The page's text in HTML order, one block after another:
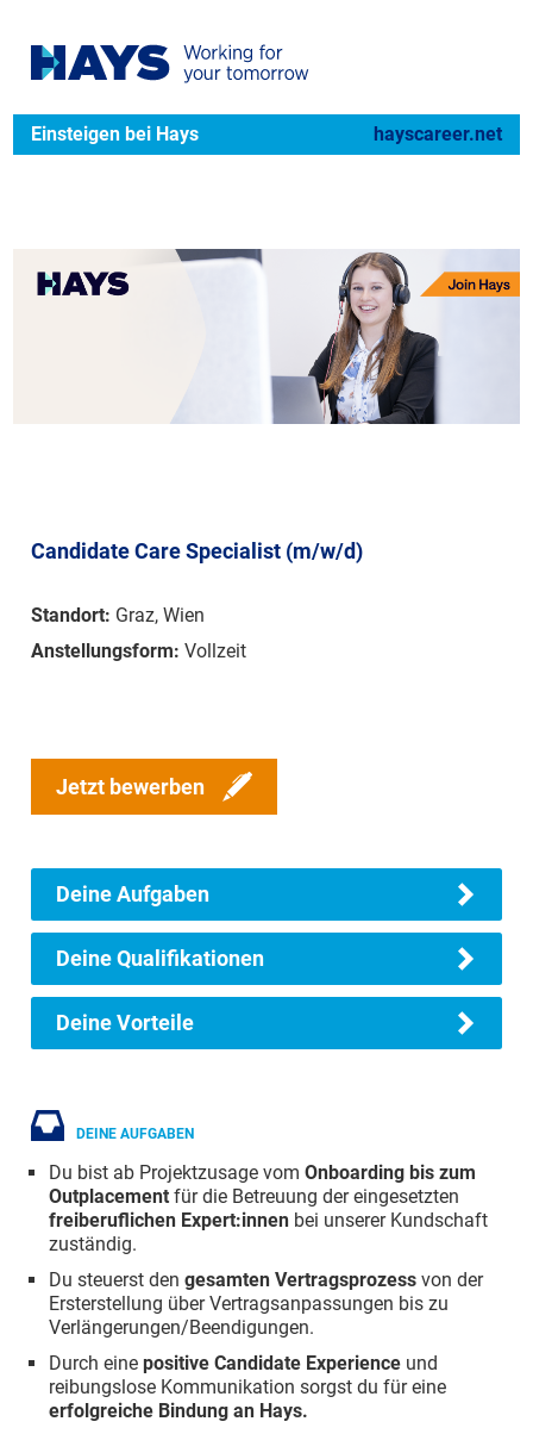
Einsteigen bei Hays hayscareer.net
Candidate Care Specialist (m/w/d)
Standort: Graz, Wien
Anstellungsform: Vollzeit
Jetzt bewerben
Deine Aufgaben
Deine Qualifikationen
Deine Vorteile
DEINE AUFGABEN
Du bist ab Projektzusage vom Onboarding bis zum
Outplacement für die Betreuung der eingesetzten
freiberuflichen Expert:innen bei unserer Kundschaft
zuständig.
Du steuerst den gesamten Vertragsprozess von der
Ersterstellung über Vertragsanpassungen bis zu
Verlängerungen/Beendigungen.
Durch eine positive Candidate Experience und
reibungslose Kommunikation sorgst du für eine
erfolgreiche Bindung an Hays.